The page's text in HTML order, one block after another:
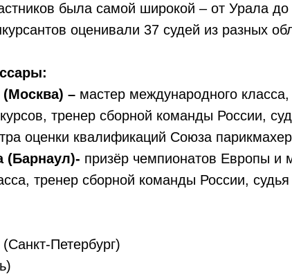
была самой широкой – от Урала до
оценивали 37 судей из разных
– мастер международного
тренер cборной команды России,
оценки квалификаций Союза
(Барнаул)- призёр чемпионатов Европы и
тренер сборной команды России,
Петербург)